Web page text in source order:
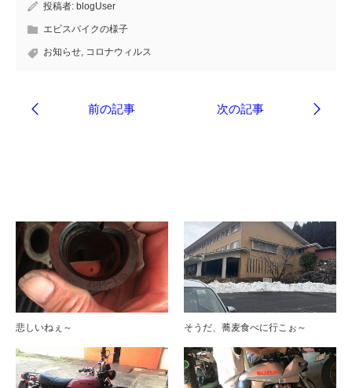
投稿者: blogUser
エビスバイクの様子
お知らせ, コロナウィルス
悲しいねぇ～ そうだ、蕎麦食べに行こぉ～